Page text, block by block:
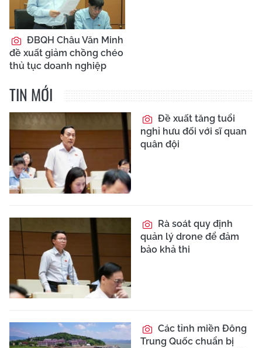
ĐBQH Châu Văn Minh
đề xuất giảm chồng chéo
thủ tục doanh nghiệp
TIN MỚI
Đề xuất tăng tuổi
nghỉ hưu đối với sĩ quan
quân đội
Rà soát quy định
quản lý drone để đảm
bảo khả thi
Các tỉnh miền Đông
Trung Quốc chuẩn bị